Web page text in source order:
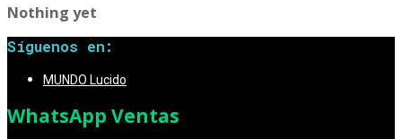
Nothing yet
Síguenos en:
MUNDO Lucido
WhatsApp Ventas